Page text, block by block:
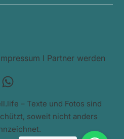
I Partner werden
– Texte und Fotos sind
soweit nicht anders